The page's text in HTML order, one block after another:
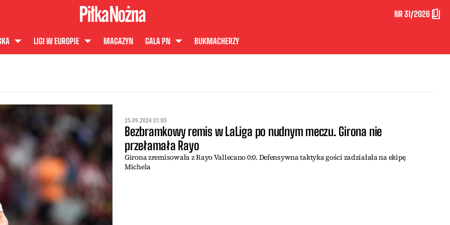
NR 31/2026
LIGI W EUROPIE MAGAZYN GALA PN BUKMACHERZY
25.09.2024 21:05
Bezbramkowy remis w LaLiga po nudnym meczu. Girona nie
przełamała Rayo
Girona zremisowała z Rayo Vallecano 0:0. Defensywna taktyka gości zadziałała na ekipę
Michela